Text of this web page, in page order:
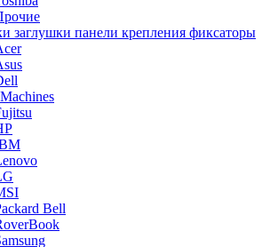
заглушки панели крепления фиксаторы
Bell